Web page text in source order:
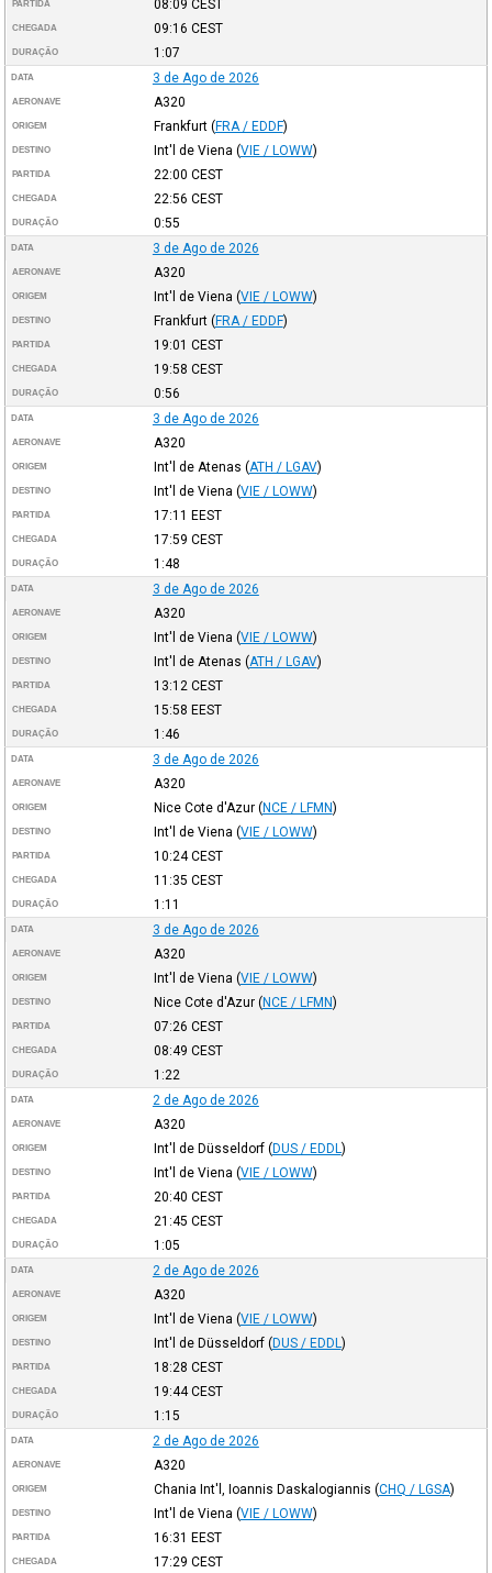
PARTIDA 08:09 CEST
CHEGADA 09:16 CEST
DURAÇÃO 1:07
DATA 3 de Ago de 2026
AERONAVE A320
ORIGEM Frankfurt (FRA / EDDF)
DESTINO Int'l de Viena (VIE / LOWW)
PARTIDA 22:00 CEST
CHEGADA 22:56 CEST
DURAÇÃO 0:55
DATA 3 de Ago de 2026
AERONAVE A320
ORIGEM Int'l de Viena (VIE / LOWW)
DESTINO Frankfurt (FRA / EDDF)
PARTIDA 19:01 CEST
CHEGADA 19:58 CEST
DURAÇÃO 0:56
DATA 3 de Ago de 2026
AERONAVE A320
ORIGEM Int'l de Atenas (ATH / LGAV)
DESTINO Int'l de Viena (VIE / LOWW)
PARTIDA 17:11 EEST
CHEGADA 17:59 CEST
DURAÇÃO 1:48
DATA 3 de Ago de 2026
AERONAVE A320
ORIGEM Int'l de Viena (VIE / LOWW)
DESTINO Int'l de Atenas (ATH / LGAV)
PARTIDA 13:12 CEST
CHEGADA 15:58 EEST
DURAÇÃO 1:46
DATA 3 de Ago de 2026
AERONAVE A320
ORIGEM Nice Cote d'Azur (NCE / LFMN)
DESTINO Int'l de Viena (VIE / LOWW)
PARTIDA 10:24CEST
CHEGADA 11:35 CEST
DURAÇÃO 1:11
DATA 3 de Ago de 2026
AERONAVE A320
ORIGEM Int'l de Viena (VIE / LOWW)
DESTINO Nice Cote d'Azur (NCE / LFMN)
PARTIDA 07:26 CEST
CHEGADA 08:49 CEST
DURAÇÃO 1:22
DATA 2 de Ago de 2026
AERONAVE A320
ORIGEM Int'l de Düsseldorf (DUS / EDDL )
DESTINO Int'l de Viena (VIE / LOWW)
PARTIDA 20:40 CEST
CHEGADA 21:45 CEST
DURAÇÃO 1:05
DATA 2 de Ago de 2026
AERONAVE A320
ORIGEM Int'l de Viena (VIE / LOWW)
DESTINO Int'l de Düsseldorf (DUS / EDDL )
PARTIDA 18:28 CEST
CHEGADA 19:44CEST
DURAÇÃO 1:15
DATA 2 de Ago de 2026
AERONAVE A320
ORIGEM Chania Int'l, Ioannis Daskalogiannis (CHQ / LGSA)
DESTINO Int'l de Viena (VIE / LOWW)
PARTIDA 16:31 EEST
CHEGADA 17:29 CEST